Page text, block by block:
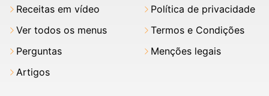
Receitas em vídeo
Ver todos os menus
Perguntas
Artigos
Política de privacidade
Termos e Condições
Menções legais